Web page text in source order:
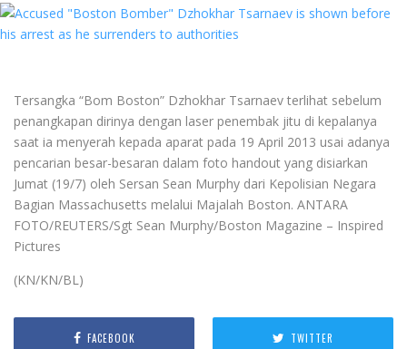
Tersangka “Bom Boston” Dzhokhar Tsarnaev terlihat sebelum
penangkapan dirinya dengan laser penembak jitu di kepalanya
saat ia menyerah kepada aparat pada 19 April 2013 usai adanya
pencarian besar-besaran dalam foto handout yang disiarkan
Jumat (19/7) oleh Sersan Sean Murphy dari Kepolisian Negara
Bagian Massachusetts melalui Majalah Boston. ANTARA
FOTO/REUTERS/Sgt Sean Murphy/Boston Magazine – Inspired
Pictures
(KN/KN/BL)
FACEBOOK TWITTER